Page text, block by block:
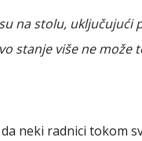
na stolu,
stanje više ne može
neki radnici tokom